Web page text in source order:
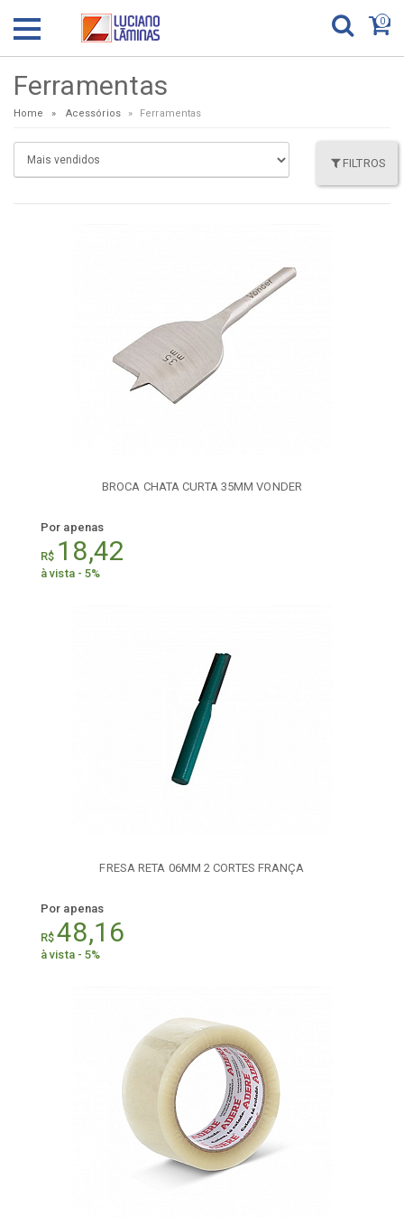
0
Ferramentas
Home Acessórios Ferramentas
FILTROS
BROCA CHATA CURTA 35MM VONDER
Por apenas
R$ 18,42
à vista - 5%
FRESA RETA 06MM 2 CORTES FRANÇA
Por apenas
R$48,16
à vista - 5%